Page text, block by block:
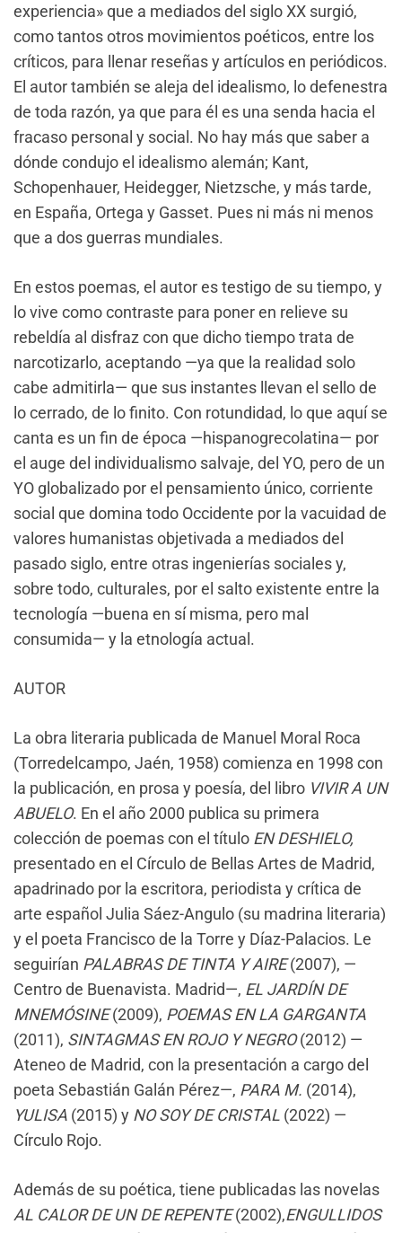
experiencia» que a mediados del siglo XX surgió,
como tantos otros movimientos poéticos, entre los
críticos, para llenar reseñas y artículos en periódicos.
El autor también se aleja del idealismo, lo defenestra
de toda razón, ya que para él es una senda hacia el
fracaso personal y social. No hay más que saber a
dónde condujo el idealismo alemán; Kant,
Schopenhauer, Heidegger, Nietzsche, y más tarde,
en España, Ortega y Gasset. Pues ni más ni menos
que a dos guerras mundiales.
En estos poemas, el autor es testigo de su tiempo, y
lo vive como contraste para poner en relieve su
rebeldía al disfraz con que dicho tiempo trata de
narcotizarlo, aceptando —ya que la realidad solo
cabe admitirla— que sus instantes llevan el sello de
lo cerrado, de lo finito. Con rotundidad, lo que aquí se
canta es un fin de época —hispanogrecolatina— por
el auge del individualismo salvaje, del YO, pero de un
YO globalizado por el pensamiento único, corriente
social que domina todo Occidente por la vacuidad de
valores humanistas objetivada a mediados del
pasado siglo, entre otras ingenierías sociales y,
sobre todo, culturales, por el salto existente entre la
tecnología —buena en sí misma, pero mal
consumida— y la etnología actual.
AUTOR
La obra literaria publicada de Manuel Moral Roca
(Torredelcampo, Jaén, 1958) comienza en 1998 con
la publicación, en prosa y poesía, del libro VIVIR A UN
ABUELO. En el año 2000 publica su primera
colección de poemas con el título EN DESHIELO,
presentado en el Círculo de Bellas Artes de Madrid,
apadrinado por la escritora, periodista y crítica de
arte español Julia Sáez-Angulo (su madrina literaria)
y el poeta Francisco de la Torre y Díaz-Palacios. Le
seguirían PALABRAS DE TINTA Y AIRE(2007), —
Centro de Buenavista. Madrid—, EL JARDÍN DE
MNEMÓSINE(2009), POEMAS EN LA GARGANTA
(2011), SINTAGMAS EN ROJO Y NEGRO(2012) —
Ateneo de Madrid, con la presentación a cargo del
poeta Sebastián Galán Pérez—, PARA M. (2014),
YULISA (2015) y NO SOY DE CRISTAL (2022) —
Círculo Rojo.
Además de su poética, tiene publicadas las novelas
AL CALOR DE UN DE REPENTE(2002),ENGULLIDOS